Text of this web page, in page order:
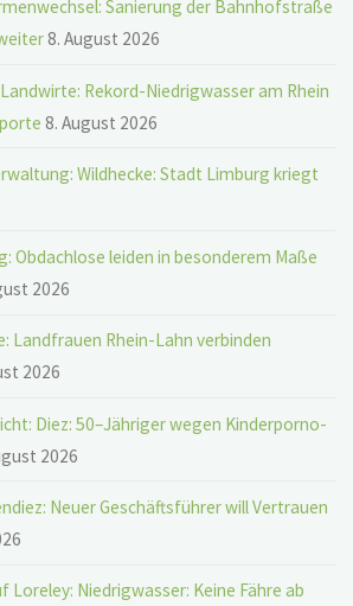
Sanierung der Bahnhofstraße
8. August 2026
Rekord-Niedrigwasser am Rhein
8. August 2026
Wildhecke: Stadt Limburg kriegt
Obdachlose leiden in besonderem Maße
2026
Landfrauen Rhein-Lahn verbinden
2026
Diez: 50–Jähriger wegen Kinderporno-
2026
Neuer Geschäftsführer will Vertrauen
Loreley: Niedrigwasser: Keine Fähre ab